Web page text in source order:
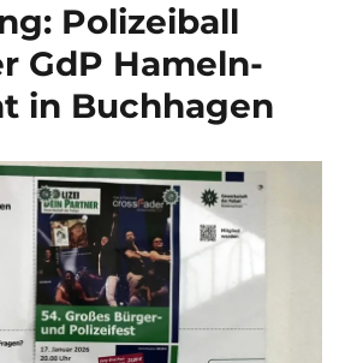
Polizeiball
GdP Hameln-
in Buchhagen